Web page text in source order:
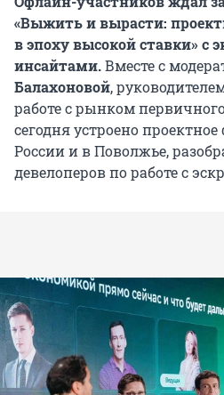
«Выжить и вырасти:
в эпоху высокой ставки» с
инсайтами.Вместе с
Балахоновой,
работе с рынком
сегодня устроено
России и в Поволжье,
девелоперов по работе с